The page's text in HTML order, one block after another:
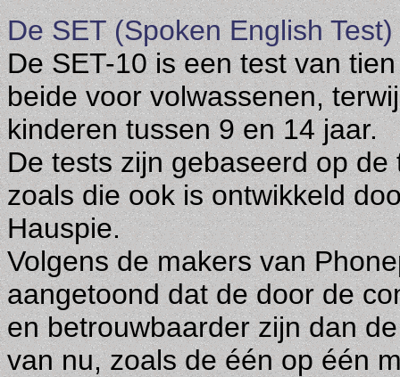
De SET (SpokenEnglishTest)
De SET-10 is een test van
beide voor volwassenen,
kinderen tussen 9 en 14 jaar.
De tests zijn gebaseerd op
zoals die ook is ontwikkeld
Hauspie.
Volgens de makers van
aangetoond dat de door de
en betrouwbaarder zijn dan
van nu, zoals de één op één